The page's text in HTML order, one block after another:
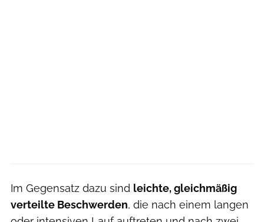
Im Gegensatz dazu sind leichte, gleichmäßig
verteilte Beschwerden, die nach einem langen